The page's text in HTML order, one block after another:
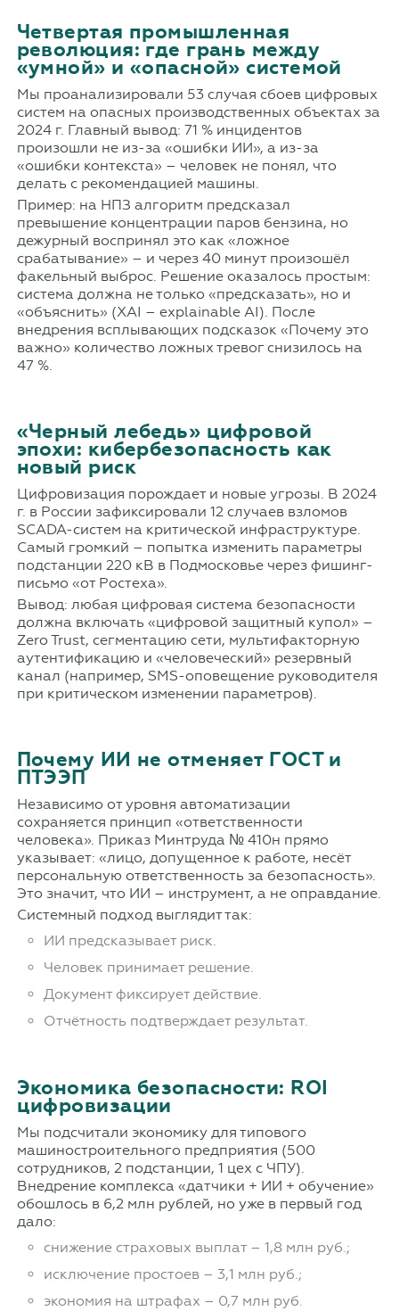
Четвертая промышленная
революция: где грань между
«умной» и «опасной» системой
Мы проанализировали 53 случая сбоев цифровых
систем на опасных производственных объектах за
2024 г. Главный вывод: 71 % инцидентов
произошли не из-за «ошибки ИИ», а из-за
«ошибки контекста» – человек не понял, что
делать с рекомендацией машины.
Пример: на НПЗ алгоритм предсказал
превышение концентрации паров бензина, но
дежурный воспринял это как «ложное
срабатывание» – и через 40 минут произошёл
факельный выброс. Решение оказалось простым:
система должна не только «предсказать», но и
«объяснить» (XAI – explainable AI). После
внедрения всплывающих подсказок «Почему это
важно» количество ложных тревог снизилось на
47 %.
«Черный лебедь» цифровой
эпохи: кибербезопасность как
новый риск
Цифровизация порождает и новые угрозы. В 2024
г. в России зафиксировали 12 случаев взломов
SCADA-систем на критической инфраструктуре.
Самый громкий – попытка изменить параметры
подстанции 220 кВ в Подмосковье через фишинг-
письмо «от Ростеха».
Вывод: любая цифровая система безопасности
должна включать «цифровой защитный купол» –
Zero Trust, сегментацию сети, мультифакторную
аутентификацию и «человеческий» резервный
канал (например, SMS-оповещение руководителя
при критическом изменении параметров).
Почему ИИ не отменяет ГОСТ и
ПТЭЭП
Независимо от уровня автоматизации
сохраняется принцип «ответственности
человека». Приказ Минтруда № 410н прямо
указывает: «лицо, допущенное к работе, несёт
персональную ответственность за безопасность».
Это значит, что ИИ – инструмент, а не оправдание.
Системный подход выглядит так:
ИИ предсказывает риск.
Человек принимает решение.
Документ фиксирует действие.
Отчётность подтверждает результат.
Экономика безопасности: ROI
цифровизации
Мы подсчитали экономику для типового
машиностроительного предприятия (500
сотрудников, 2 подстанции, 1 цех с ЧПУ).
Внедрение комплекса «датчики + ИИ + обучение»
обошлось в 6,2 млн рублей, но уже в первый год
дало:
снижение страховых выплат – 1,8 млн руб.;
исключение простоев – 3,1 млн руб.;
экономия на штрафах – 0,7 млн руб.